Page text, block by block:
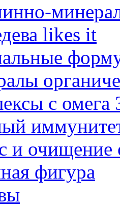
likes it
с омега
и очищение
фигура